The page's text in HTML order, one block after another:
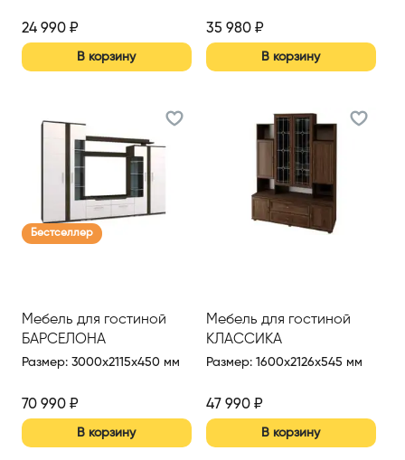
24 990 ₽
В корзину
35 980₽
В корзину
Бестселлер
Мебель для гостиной
БАРСЕЛОНА
Размер: 3000x2115x450 мм
70 990 ₽
В корзину
Мебель для гостиной
КЛАССИКА
Размер: 1600x2126x545 мм
47 990₽
В корзину